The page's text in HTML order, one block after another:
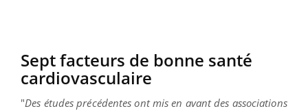
Sept facteurs de bonne santé
cardiovasculaire
"Des études précédentes ont mis en avant des associations